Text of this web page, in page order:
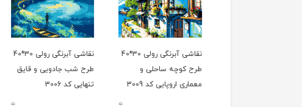
نقاشی آبرنگی رولی 30*40
طرح کوچه ساحلی و
معماری اروپایی کد 3009
0
نقاشی آبرنگی رولی 30*40
طرح شب جادویی و قایق
تنهایی کد 3006
0